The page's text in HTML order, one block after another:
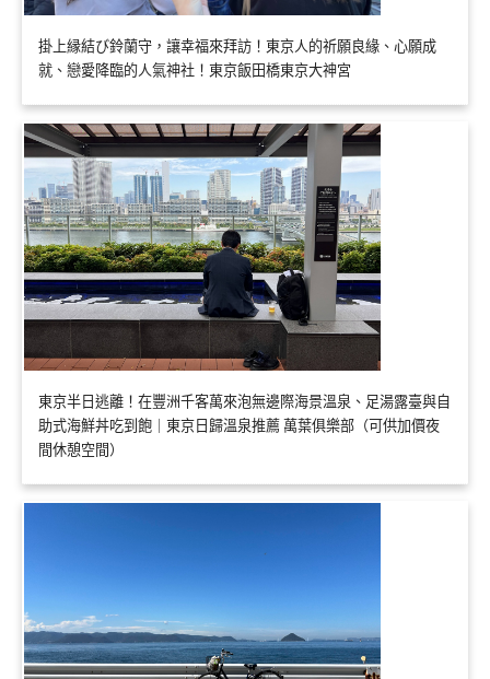
掛上縁結び鈴蘭守，讓幸福來拜訪！東京人的祈願良緣、心願成
就、戀愛降臨的人氣神社！東京飯田橋東京大神宮
東京半日逃離！在豐洲千客萬來泡無邊際海景溫泉、足湯露臺與自
助式海鮮丼吃到飽｜東京日歸溫泉推薦 萬葉俱樂部（可供加價夜
間休憩空間）